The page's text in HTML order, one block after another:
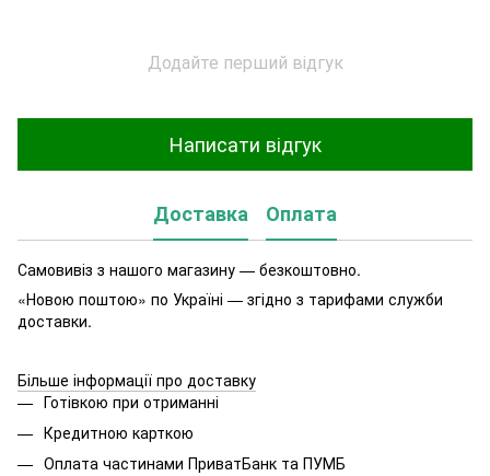
Додайте перший відгук
Написати відгук
Доставка Оплата
Самовивіз з нашого магазину — безкоштовно.
«Новою поштою» по Україні — згідно з тарифами служби
доставки.
Більше інформації про доставку
Готівкою при отриманні
Кредитною карткою
Оплата частинами ПриватБанк та ПУМБ